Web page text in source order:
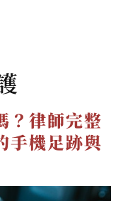
？律師完整
手機足跡與